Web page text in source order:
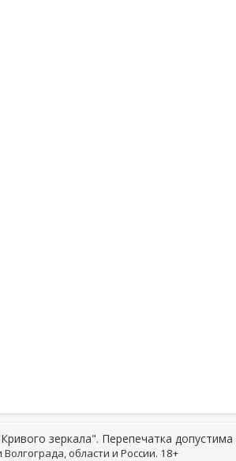
зеркала". Перепечатка
области и России. 18+